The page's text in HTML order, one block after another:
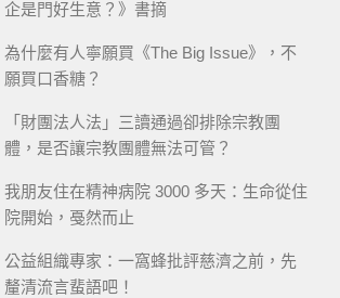
企是門好生意？》書摘
為什麼有人寧願買《The Big Issue》，不
願買口香糖？
「財團法人法」三讀通過卻排除宗教團
體，是否讓宗教團體無法可管？
我朋友住在精神病院 3000 多天：生命從住
院開始，戞然而止
公益組織專家：一窩蜂批評慈濟之前，先
釐清流言蜚語吧！